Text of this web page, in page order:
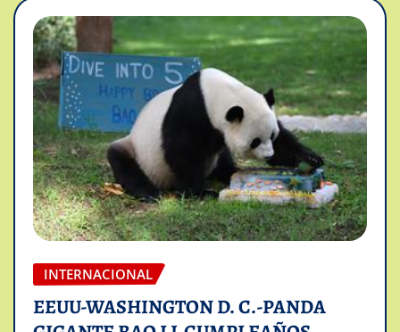
INTERNACIONAL
EEUU-WASHINGTON D. C.-PANDA